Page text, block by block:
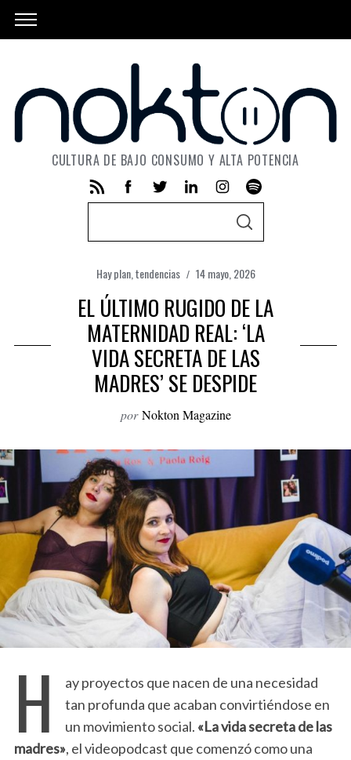
CULTURA DE BAJO CONSUMO Y ALTA POTENCIA
c
h
f
o
S
C
H
Hay plan,tendencias 14 mayo, 2026
EL ÚLTIMO RUGIDO DE LA
MATERNIDAD REAL: ‘LA
VIDA SECRETA DE LAS
MADRES’ SE DESPIDE
por Nokton Magazine
H
ay proyectos que nacen de una necesidad
tan profunda que acaban convirtiéndose en
un movimiento social. «La vida secreta de las
madres», el videopodcast que comenzó como una